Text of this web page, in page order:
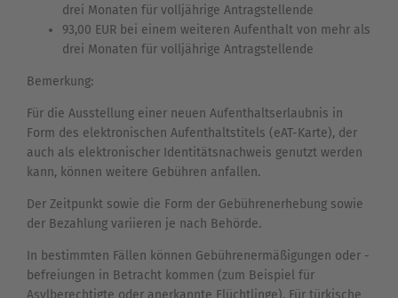
drei Monaten für volljährige Antragstellende
93,00 EUR bei einem weiteren Aufenthalt von mehr als
drei Monaten für volljährige Antragstellende
Bemerkung:
Für die Ausstellung einer neuen Aufenthaltserlaubnis in
Form des elektronischen Aufenthaltstitels (eAT-Karte), der
auch als elektronischer Identitätsnachweis genutzt werden
kann, können weitere Gebühren anfallen.
Der Zeitpunkt sowie die Form der Gebührenerhebung sowie
der Bezahlung variieren je nach Behörde.
In bestimmten Fällen können Gebührenermäßigungen oder -
befreiungen in Betracht kommen (zum Beispiel für